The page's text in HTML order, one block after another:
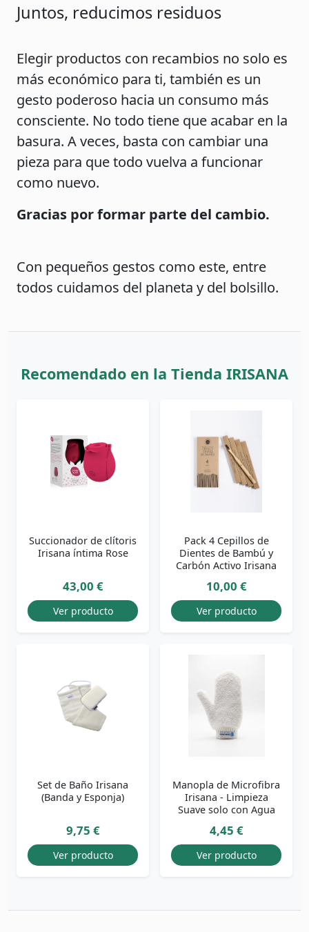
Juntos, reducimos residuos
Elegir productos con recambios no solo es
más económico para ti, también es un
gesto poderoso hacia un consumo más
consciente. No todo tiene que acabar en la
basura. A veces, basta con cambiar una
pieza para que todo vuelva a funcionar
como nuevo.
Gracias por formar parte del cambio.
Con pequeños gestos como este, entre
todos cuidamos del planeta y del bolsillo.
Recomendado en la Tienda IRISANA
Succionador de clítoris
Irisana íntima Rose
43,00 €
Ver producto
Pack 4 Cepillos de
Dientes de Bambú y
Carbón Activo Irisana
10,00 €
Ver producto
Set de Baño Irisana
(Banda y Esponja)
9,75 €
Ver producto
Manopla de Microfibra
Irisana - Limpieza
Suave solo con Agua
4,45 €
Ver producto